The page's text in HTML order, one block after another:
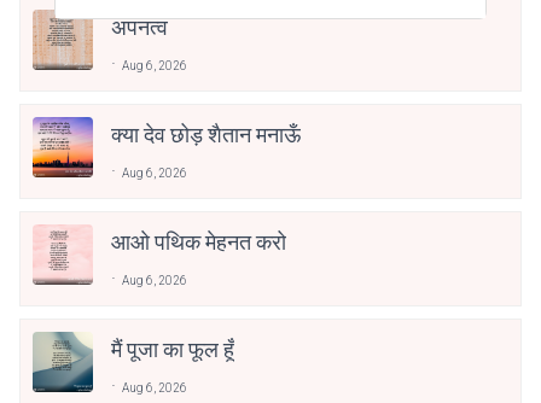
अपनत्व
Aug 6, 2026
क्या देव छोड़ शैतान मनाऊँ
Aug 6, 2026
आओ पथिक मेहनत करो
Aug 6, 2026
मैं पूजा का फूल हूँ
Aug 6, 2026